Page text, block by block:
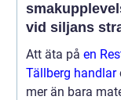
vid siljans
Att äta på en
Tällberg handlar
mer än bara